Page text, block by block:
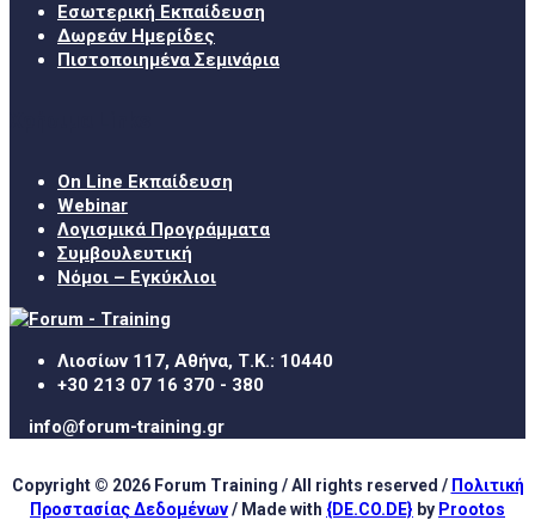
Εσωτερική Εκπαίδευση
Δωρεάν Ημερίδες
Πιστοποιημένα Σεμινάρια
On Line Εκπαίδευση
Webinar
Λογισμικά Προγράμματα
Συμβουλευτική
Νόμοι – Εγκύκλιοι
Λιοσίων 117, Αθήνα, Τ.Κ.: 10440
+30 213 07 16 370 - 380
info@forum-training.gr
Copyright © 2026 Forum Training / All rights reserved / Πολιτική
Προστασίας Δεδομένων/ Made with {DE.CO.DE} by Prootos